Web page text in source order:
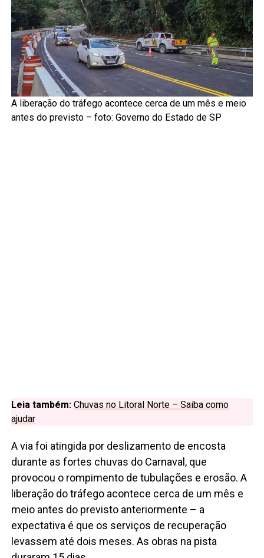
A liberação do tráfego acontece cerca de um mês e meio
antes do previsto – foto: Governo do Estado de SP
Leia também: Chuvas no Litoral Norte – Saiba como
ajudar
A via foi atingida por deslizamento de encosta
durante as fortes chuvas do Carnaval, que
provocou o rompimento de tubulações e erosão. A
liberação do tráfego acontece cerca de um mês e
meio antes do previsto anteriormente – a
expectativa é que os serviços de recuperação
levassem até dois meses. As obras na pista